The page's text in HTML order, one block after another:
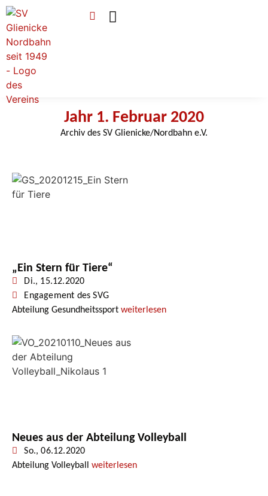
Jahr 1. Februar 2020
Archiv des SV Glienicke/Nordbahn e.V.
„Ein Stern für Tiere“
Di., 15.12.2020
Engagement des SVG
Abteilung Gesundheitssport weiterlesen
Neues aus der Abteilung Volleyball
So., 06.12.2020
Abteilung Volleyball weiterlesen